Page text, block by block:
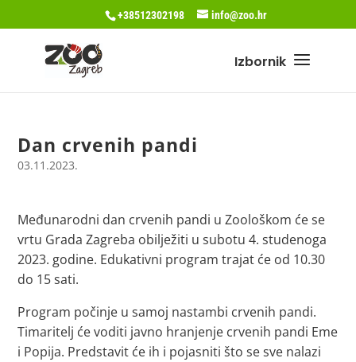
+38512302198 info@zoo.hr
Dan crvenih pandi
03.11.2023.
Međunarodni dan crvenih pandi u Zoološkom će se
vrtu Grada Zagreba obilježiti u subotu 4. studenoga
2023. godine. Edukativni program trajat će od 10.30
do 15 sati.
Program počinje u samoj nastambi crvenih pandi.
Timaritelj će voditi javno hranjenje crvenih pandi Eme
i Popija. Predstavit će ih i pojasniti što se sve nalazi